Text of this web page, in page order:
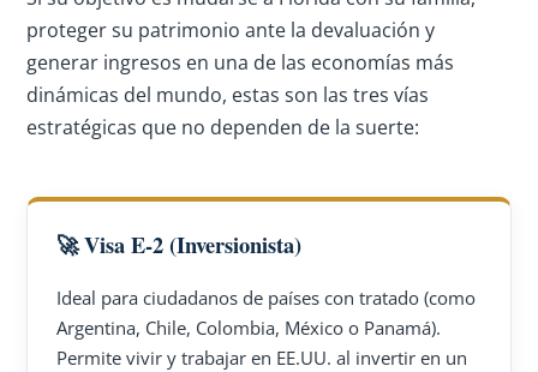
proteger su patrimonio ante la devaluación y
generar ingresos en una de las economías más
dinámicas del mundo, estas son las tres vías
estratégicas que no dependen de la suerte:
🚀 Visa E-2 (Inversionista)
Ideal para ciudadanos de países con tratado (como
Argentina, Chile, Colombia, México o Panamá).
Permite vivir y trabajar en EE.UU. al invertir en un